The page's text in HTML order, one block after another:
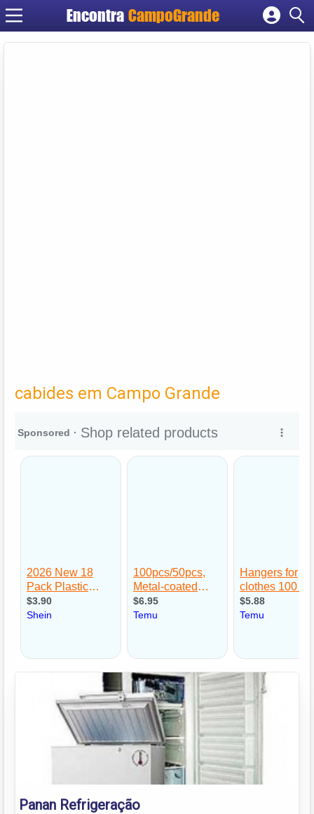
Encontra CampoGrande
Cadastrar empresa
cabides em Campo Grande
Panan Refrigeração